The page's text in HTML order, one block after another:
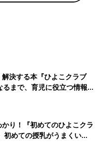
フリルがとってもキュー
ンに使うのはもちろん、
すのも◎。90〜170cmま
でのリンクコーデにもお
のクロシェベスト
決する本『ひよこクラブ
まで、育児に役立つ情報が
り！『初めてのひよこクラ
初めての授乳がうまくい
本と夏のトラブル 解決テ